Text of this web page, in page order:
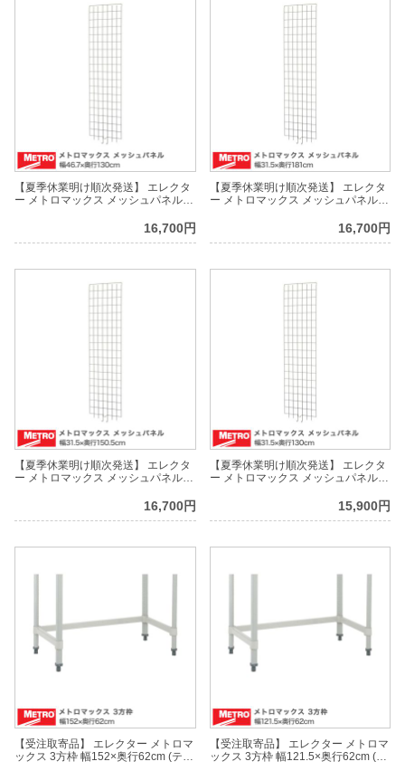
【夏季休業明け順次発送】 エレクタ
ー メトロマックス メッシュパネル
16,700円
【夏季休業明け順次発送】 エレクタ
ー メトロマックス メッシュパネル
16,700円
【夏季休業明け順次発送】 エレクタ
ー メトロマックス メッシュパネル
16,700円
【夏季休業明け順次発送】 エレクタ
ー メトロマックス メッシュパネル
15,900円
【受注取寄品】 エレクター メトロマ
ックス 3方枠 幅152×奥行62cm (テー
【受注取寄品】 エレクター メトロマ
ックス 3方枠 幅121.5×奥行62cm (テ